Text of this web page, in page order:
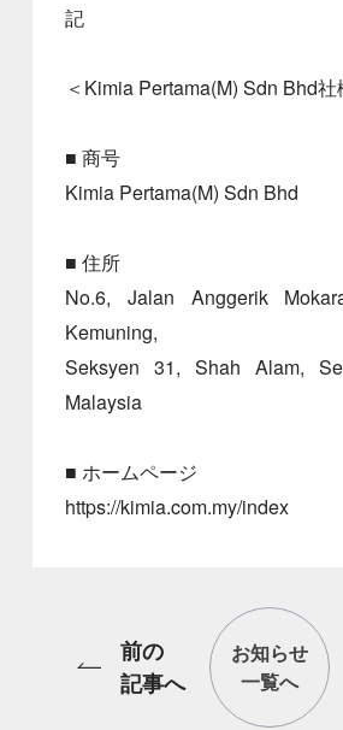
記
＜Kimia Pertama(M) Sdn Bhd社
■ 商号
Kimia Pertama(M) Sdn Bhd
■ 住所
No.6, Jalan Anggerik
Kemuning,
Seksyen 31, Shah Alam,
Malaysia
■ ホームページ
https://kimia.com.my/index
前の
記事へ
お知らせ
一覧へ